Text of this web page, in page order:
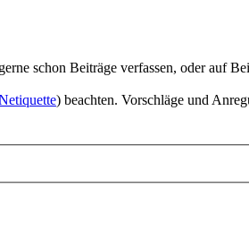
schon Beiträge verfassen, oder auf
) beachten. Vorschläge und